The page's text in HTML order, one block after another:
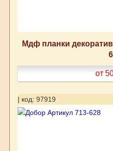
Мдф планки
от
| код: 97919